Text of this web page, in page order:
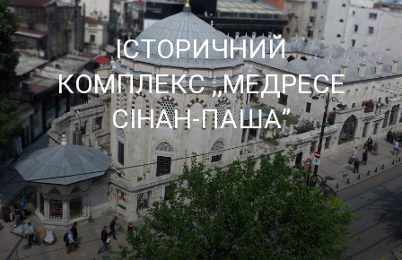
IСТОРИЧНИЙ
КОМПЛЕКС ,,МЕДРЕСЕ
СIНАН-ПАША”